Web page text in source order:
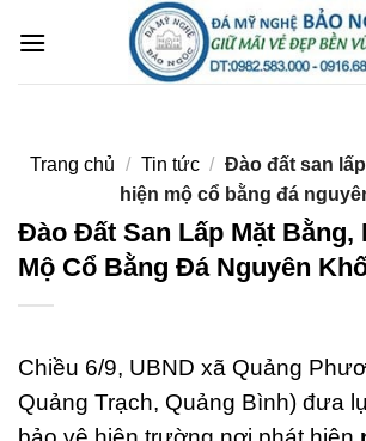
qua
Trang chủ / Tin tức / Đào đất san
hiện mộ cổ bằng đá
Đào Đất San Lấp Mặt Bằng,
Mộ Cổ Bằng Đá Nguyên
Chiều 6/9, UBND xã Quảng
Quảng Trạch, Quảng Bình) đưa